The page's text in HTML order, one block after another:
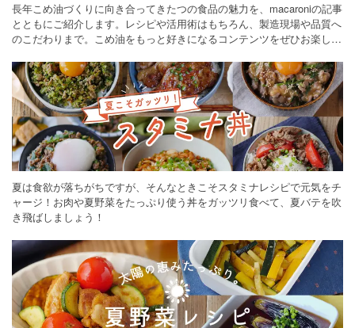
長年こめ油づくりに向き合ってきたつの食品の魅力を、macaroniの記事
とともにご紹介します。レシピや活用術はもちろん、製造現場や品質へ
のこだわりまで。こめ油をもっと好きになるコンテンツをぜひお楽しみ
夏は食欲が落ちがちですが、そんなときこそスタミナレシピで元気をチ
ャージ！お肉や夏野菜をたっぷり使う丼をガッツリ食べて、夏バテを吹
き飛ばしましょう！